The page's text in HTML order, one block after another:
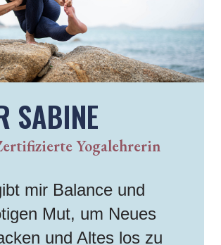
SABINE
Yogalehrerin
mir Balance und
Mut, um Neues
und Altes los zu